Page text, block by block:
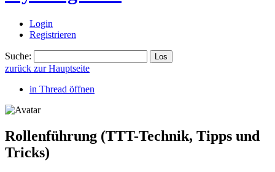
Login
Registrieren
Suche:
zurück zur Hauptseite
in Thread öffnen
Rollenführung (TTT-Technik, Tipps und
Tricks)